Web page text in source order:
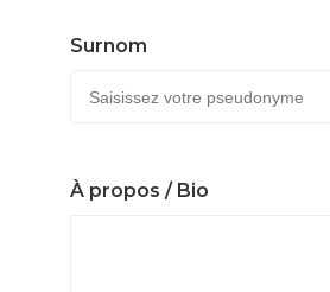
Surnom
À propos / Bio